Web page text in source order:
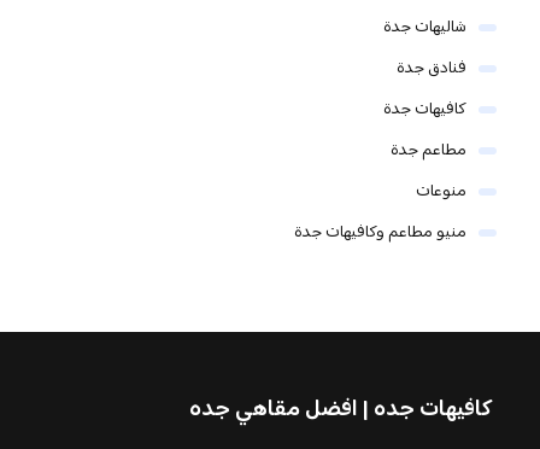
شاليهات جدة
فنادق جدة
كافيهات جدة
مطاعم جدة
منوعات
منيو مطاعم وكافيهات جدة
كافيهات جده | افضل مقاهي جده